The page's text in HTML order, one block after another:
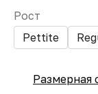
Рост
Pettite
Размерная